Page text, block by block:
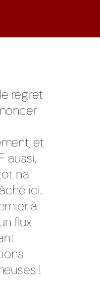
regret
et
aussi,
n'a
ici.
à
flux
!